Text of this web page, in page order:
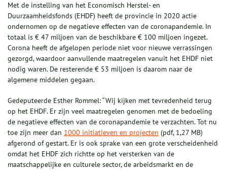
Met de instelling van het Economisch Herstel- en
Duurzaamheidsfonds (EHDF) heeft de provincie in 2020 actie
ondernomen op de negatieve effecten van de coronapandemie. In
totaal is € 47 miljoen van de beschikbare € 100 miljoen ingezet.
Corona heeft de afgelopen periode niet voor nieuwe verrassingen
gezorgd, waardoor aanvullende maatregelen vanuit het EHDF niet
nodig waren. De resterende € 53 miljoen is daarom naar de
algemene middelen gegaan.
Gedeputeerde Esther Rommel: “Wij kijken met tevredenheid terug
op het EHDF. Er zijn veel maatregelen genomen met de bedoeling
de negatieve effecten van de coronapandemie te verzachten. Tot nu
toe zijn meer dan 1000 initiatieven en projecten (pdf, 1,27 MB)
afgerond of gestart. Er is ook sprake van een grote verscheidenheid
omdat het EHDF zich richtte op het versterken van de
maatschappelijke en culturele sector, de arbeidsmarkt en de